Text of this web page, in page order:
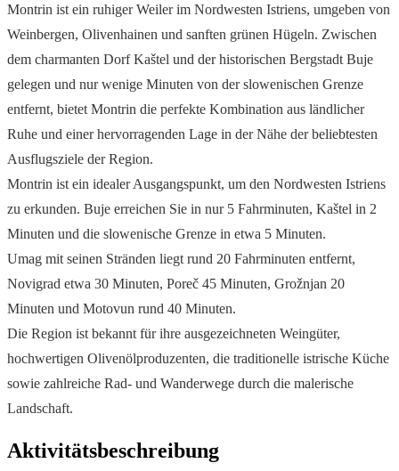
Montrin ist ein ruhiger Weiler im Nordwesten Istriens, umgeben von
Weinbergen, Olivenhainen und sanften grünen Hügeln. Zwischen
dem charmanten Dorf Kaštel und der historischen Bergstadt Buje
gelegen und nur wenige Minuten von der slowenischen Grenze
entfernt, bietet Montrin die perfekte Kombination aus ländlicher
Ruhe und einer hervorragenden Lage in der Nähe der beliebtesten
Ausflugsziele der Region.
Montrin ist ein idealer Ausgangspunkt, um den Nordwesten Istriens
zu erkunden. Buje erreichen Sie in nur 5 Fahrminuten, Kaštel in 2
Minuten und die slowenische Grenze in etwa 5 Minuten.
Umag mit seinen Stränden liegt rund 20 Fahrminuten entfernt,
Novigrad etwa 30 Minuten, Poreč 45 Minuten, Grožnjan 20
Minuten und Motovun rund 40 Minuten.
Die Region ist bekannt für ihre ausgezeichneten Weingüter,
hochwertigen Olivenölproduzenten, die traditionelle istrische Küche
sowie zahlreiche Rad- und Wanderwege durch die malerische
Landschaft.
Aktivitätsbeschreibung